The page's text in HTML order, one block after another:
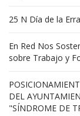
25 N Día de la
En Red Nos
sobre Trabajo y
DEL
"SÍNDROME DE